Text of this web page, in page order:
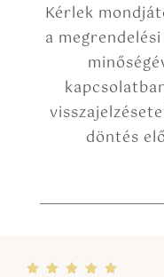
Kérlek
a
döntés